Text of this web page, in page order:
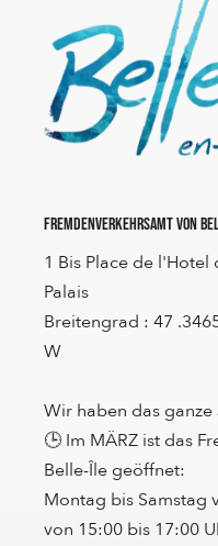
Fremdenverkehrsamt von
1 Bis Place de l'Hotel
Palais
Breitengrad : 47
W
Wir haben das
🕒 Im MÄRZ ist das
Belle-Île geöffnet:
Montag bis Samstag
von 15:00 bis 17:00